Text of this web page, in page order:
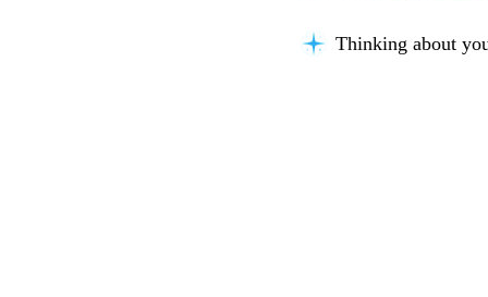
Thinking about